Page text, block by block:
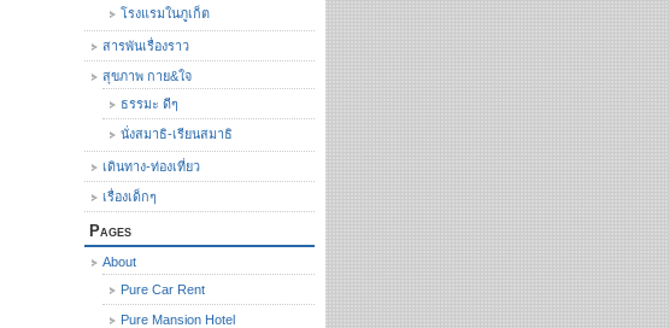
โรงแรมในภูเก็ต
สารพันเรื่องราว
สุขภาพ กาย&ใจ
ธรรมะ ดีๆ
นั่งสมาธิ-เรียนสมาธิ
เดินทาง-ท่องเที่ยว
เรื่องเด็กๆ
Pages
About
Pure Car Rent
Pure Mansion Hotel